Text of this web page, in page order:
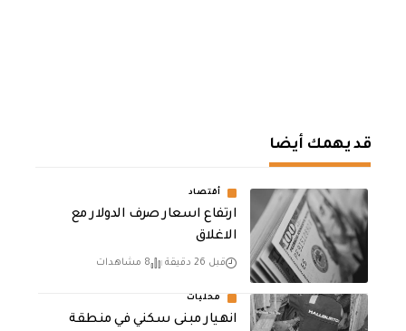
قد يهمك أيضا
أقتصاد
ارتفاع اسعار صرف الدولار مع
الاغلاق
قبل 26 دقيقة 8 مشاهدات
محليات
انهيار مبنى سكني في منطقة